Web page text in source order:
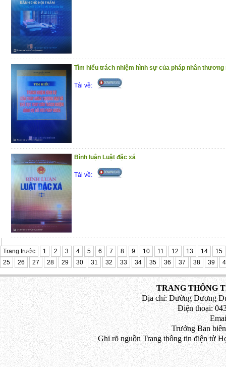
Tìm hiểu trách nhiệm hình sự của pháp nhân thương
Tải về:
Bình luận Luật đặc xá
Tải về:
Trang trước 1 2 3 4 5 6 7 8 9 10 11 12 13 14
15
25
26 27 28 29 30 31 32 33 34 35 36 37 38 39
TRANG THÔNG
Địa chỉ: Đường Dương
Điện thoại:
Trưởng Ban
Ghi rõ nguồn Trang thông tin điện tử